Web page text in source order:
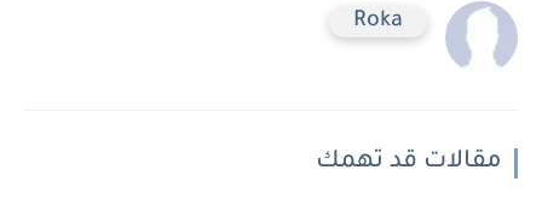
Roka
مقالات قد تهمك